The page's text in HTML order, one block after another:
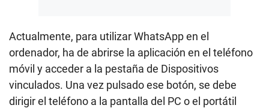
Actualmente, para utilizar WhatsApp en el
ordenador, ha de abrirse la aplicación en el teléfono
móvil y acceder a la pestaña de Dispositivos
vinculados. Una vez pulsado ese botón, se debe
dirigir el teléfono a la pantalla del PC o el portátil